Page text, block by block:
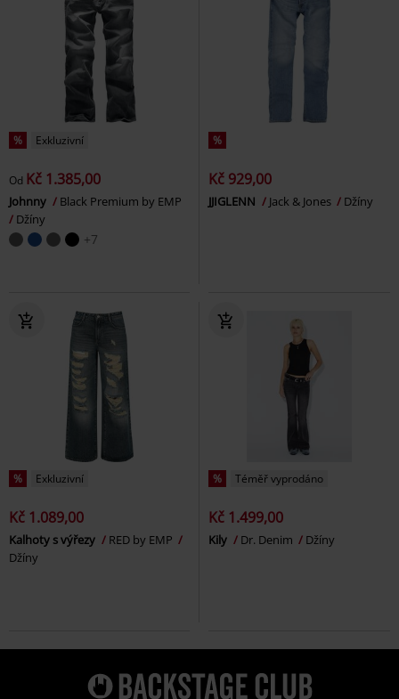
% Exkluzivní
Od Kč 1.385,00
Johnny
Black Premium by EMP
Džíny
+7
%
Kč 929,00
JJIGLENN Jack & Jones Džíny
% Exkluzivní
Kč 1.089,00
Kalhoty s výřezy
RED by EMP
Džíny
% Téměř vyprodáno
Kč 1.499,00
Kily Dr. Denim Džíny